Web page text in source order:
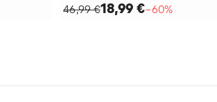
46,99 €18,99 €−60%